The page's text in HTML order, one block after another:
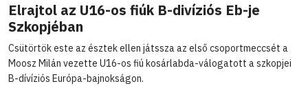
Elrajtol az U16-os fiúk B-divíziós Eb-je
Szkopjéban
Csütörtök este az észtek ellen játssza az első csoportmeccsét a
Moosz Milán vezette U16-os fiú kosárlabda-válogatott a szkopjei
B-dívíziós Európa-bajnokságon.